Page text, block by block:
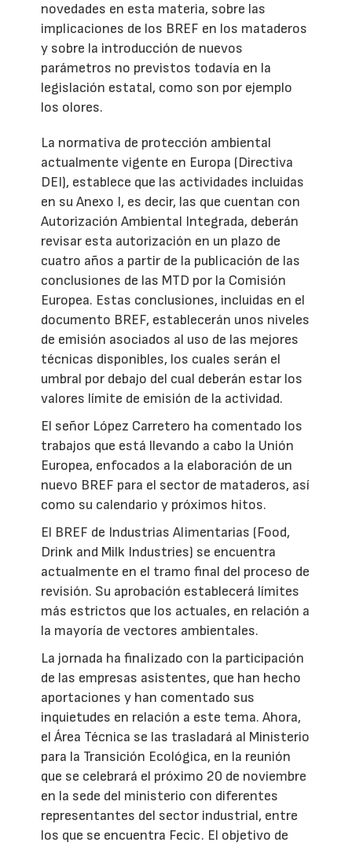
novedades en esta materia, sobre las
implicaciones de los BREF en los mataderos
y sobre la introducción de nuevos
parámetros no previstos todavía en la
legislación estatal, como son por ejemplo
los olores.
La normativa de protección ambiental
actualmente vigente en Europa (Directiva
DEI), establece que las actividades incluidas
en su Anexo I, es decir, las que cuentan con
Autorización Ambiental Integrada, deberán
revisar esta autorización en un plazo de
cuatro años a partir de la publicación de las
conclusiones de las MTD por la Comisión
Europea. Estas conclusiones, incluidas en el
documento BREF, establecerán unos niveles
de emisión asociados al uso de las mejores
técnicas disponibles, los cuales serán el
umbral por debajo del cual deberán estar los
valores límite de emisión de la actividad.
El señor López Carretero ha comentado los
trabajos que está llevando a cabo la Unión
Europea, enfocados a la elaboración de un
nuevo BREF para el sector de mataderos, así
como su calendario y próximos hitos.
El BREF de Industrias Alimentarias (Food,
Drink and Milk Industries) se encuentra
actualmente en el tramo final del proceso de
revisión. Su aprobación establecerá límites
más estrictos que los actuales, en relación a
la mayoría de vectores ambientales.
La jornada ha finalizado con la participación
de las empresas asistentes, que han hecho
aportaciones y han comentado sus
inquietudes en relación a este tema. Ahora,
el Área Técnica se las trasladará al Ministerio
para la Transición Ecológica, en la reunión
que se celebrará el próximo 20 de noviembre
en la sede del ministerio con diferentes
representantes del sector industrial, entre
los que se encuentra Fecic. El objetivo de